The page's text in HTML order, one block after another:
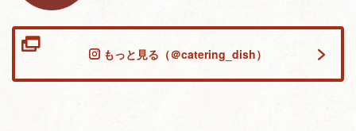
もっと見る（＠catering_dish）